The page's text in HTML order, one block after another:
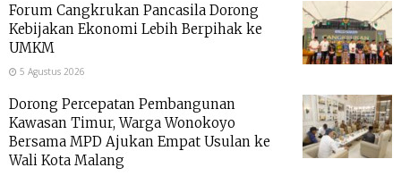
Forum Cangkrukan Pancasila Dorong
Kebijakan Ekonomi Lebih Berpihak ke
UMKM
5 Agustus 2026
Dorong Percepatan Pembangunan
Kawasan Timur, Warga Wonokoyo
Bersama MPD Ajukan Empat Usulan ke
Wali Kota Malang